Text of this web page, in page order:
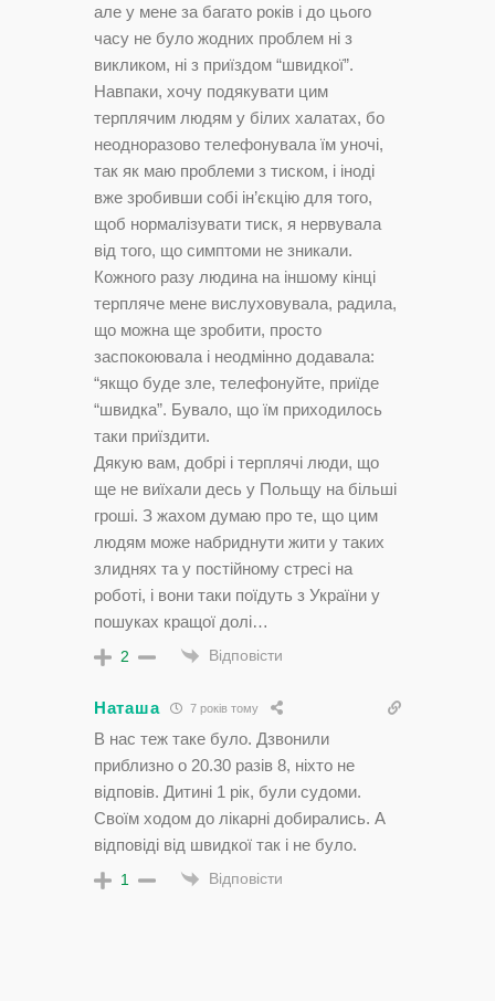
але у мене за багато років і до цього
часу не було жодних проблем ні з
викликом, ні з приїздом “швидкої”.
Навпаки, хочу подякувати цим
терплячим людям у білих халатах, бо
неодноразово телефонувала їм уночі,
так як маю проблеми з тиском, і іноді
вже зробивши собі ін’єкцію для того,
щоб нормалізувати тиск, я нервувала
від того, що симптоми не зникали.
Кожного разу людина на іншому кінці
терпляче мене вислуховувала, радила,
що можна ще зробити, просто
заспокоювала і неодмінно додавала:
“якщо буде зле, телефонуйте, приїде
“швидка”. Бувало, що їм приходилось
таки приїздити.
Дякую вам, добрі і терплячі люди, що
ще не виїхали десь у Польщу на більші
гроші. З жахом думаю про те, що цим
людям може набриднути жити у таких
злиднях та у постійному стресі на
роботі, і вони таки поїдуть з України у
пошуках кращої долі…
2 Відповісти
Наташа 7 років тому
В нас теж таке було. Дзвонили
приблизно о 20.30 разів 8, ніхто не
відповів. Дитині 1 рік, були судоми.
Своїм ходом до лікарні добирались. А
відповіді від швидкої так і не було.
1 Відповісти